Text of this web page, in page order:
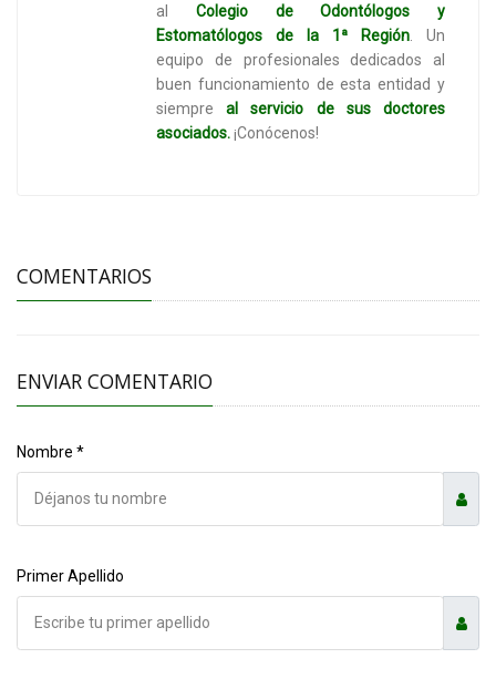
al Colegio de Odontólogos y
Estomatólogos de la 1ª Región . Un
equipo de profesionales dedicados al
buen funcionamiento de esta entidad y
siempreal servicio de sus doctores
asociados.¡Conócenos!
COMENTARIOS
ENVIAR COMENTARIO
Nombre *
Primer Apellido